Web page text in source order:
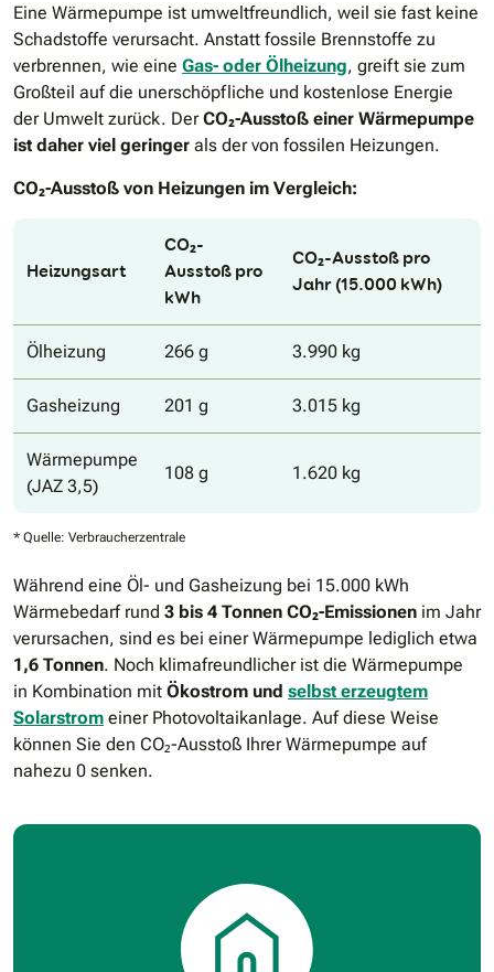
Eine Wärmepumpe ist umweltfreundlich, weil sie fast keine
Schadstoffe verursacht. Anstatt fossile Brennstoffe zu
verbrennen, wie eine Gas- oder Ölheizung, greift sie zum
Großteil auf die unerschöpfliche und kostenlose Energie
der Umwelt zurück. DerCO₂-Ausstoß einer Wärmepumpe
ist daher viel geringer als der von fossilen Heizungen.
CO₂-Ausstoß von Heizungen im Vergleich:
Heizungsart
CO₂-
Ausstoß pro
kWh
CO₂-Ausstoß pro
Jahr (15.000 kWh)
Ölheizung 266 g 3.990 kg
Gasheizung 201 g 3.015 kg
Wärmepumpe
(JAZ 3,5)
108 g 1.620 kg
* Quelle: Verbraucherzentrale
Während eine Öl- und Gasheizung bei 15.000 kWh
Wärmebedarf rund 3 bis 4 Tonnen CO₂-Emissionen im Jahr
verursachen, sind es bei einer Wärmepumpe lediglich etwa
1,6 Tonnen. Noch klimafreundlicher ist die Wärmepumpe
in Kombination mit Ökostrom und selbst erzeugtem
Solarstrom einer Photovoltaikanlage. Auf diese Weise
können Sie den CO₂-Ausstoß Ihrer Wärmepumpe auf
nahezu 0 senken.